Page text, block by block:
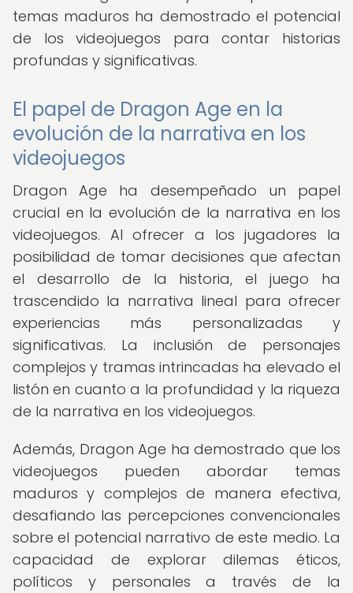
temas maduros ha demostrado el potencial
de los videojuegos para contar historias
profundas y significativas.
El papel de Dragon Age en la
evolución de la narrativa en los
videojuegos
Dragon Age ha desempeñado un papel
crucial en la evolución de la narrativa en los
videojuegos. Al ofrecer a los jugadores la
posibilidad de tomar decisiones que afectan
el desarrollo de la historia, el juego ha
trascendido la narrativa lineal para ofrecer
experiencias más personalizadas y
significativas. La inclusión de personajes
complejos y tramas intrincadas ha elevado el
listón en cuanto a la profundidad y la riqueza
de la narrativa en los videojuegos.
Además, Dragon Age ha demostrado que los
videojuegos pueden abordar temas
maduros y complejos de manera efectiva,
desafiando las percepciones convencionales
sobre el potencial narrativo de este medio. La
capacidad de explorar dilemas éticos,
políticos y personales a través de la